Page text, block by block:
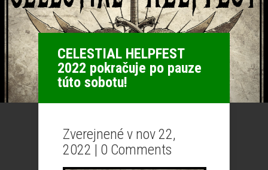
CELESTIAL HELPFEST
2022 pokračuje po pauze
túto sobotu!
Zverejnené v nov 22,
2022 | 0 Comments